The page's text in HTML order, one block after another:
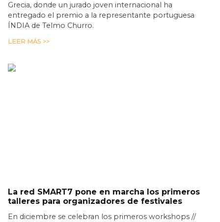
Grecia, donde un jurado joven internacional ha
entregado el premio a la representante portuguesa
ÍNDIA de Telmo Churro.
LEER MÁS >>
La red SMART7 pone en marcha los primeros
talleres para organizadores de festivales
En diciembre se celebran los primeros workshops //